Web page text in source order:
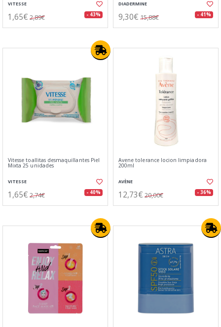
VITESSE
1,65€ 2,89€ - 43%
DIADERMINE
9,30€ 15,88€ - 41%
Vitesse toallitas desmaquillantes Piel
Mixta 25 unidades
VITESSE
1,65€ 2,74€ - 40%
Avene tolerance locion limpiadora
200ml
AVÈNE
12,73€ 20,00€ - 36%